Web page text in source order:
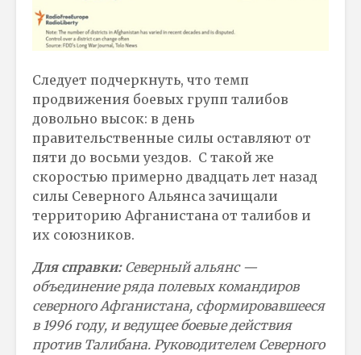
Следует подчеркнуть, что темп
продвижения боевых групп талибов
довольно высок: в день
правительственные силы оставляют от
пяти до восьми уездов. С такой же
скоростью примерно двадцать лет назад
силы Северного Альянса зачищали
территорию Афганистана от талибов и
их союзников.
Для справки:Северный альянс —
объединение ряда полевых командиров
северного Афганистана, сформировавшееся
в 1996 году, и ведущее боевые действия
против Талибана. Руководителем Северного